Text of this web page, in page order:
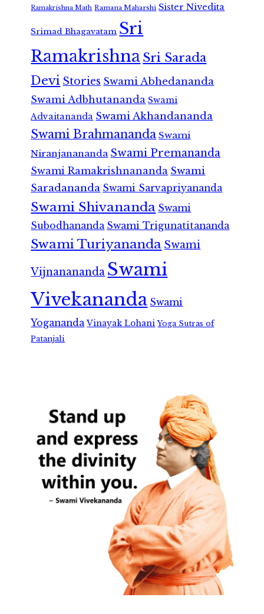
Ramakrishna Math Ramana Maharshi Sister Nivedita
Srimad Bhagavatam Sri
RamakrishnaSri Sarada
Devi Stories Swami Abhedananda
Swami Adbhutananda Swami
Advaitananda Swami Akhandananda
Swami Brahmananda Swami
Niranjanananda Swami Premananda
Swami Ramakrishnananda Swami
Saradananda Swami Sarvapriyananda
Swami Shivananda Swami
Subodhananda Swami Trigunatitananda
Swami Turiyananda Swami
Vijnanananda Swami
Vivekananda Swami
Yogananda Vinayak Lohani Yoga Sutras of
Patanjali